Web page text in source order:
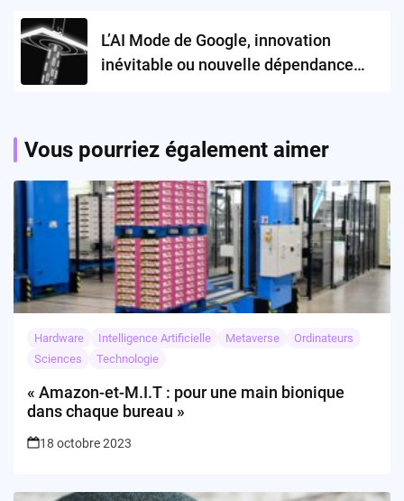
L’AI Mode de Google, innovation
inévitable ou nouvelle dépendance
Vous pourriez également aimer
Hardware Intelligence Artificielle Metaverse
Ordinateurs
Sciences
Technologie
« Amazon-et-M.I.T : pour une main bionique
dans chaque bureau »
18 octobre 2023